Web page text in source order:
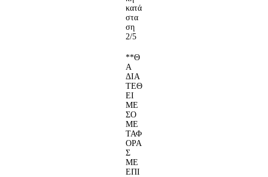
κατά
στα
ση
2/5
**Θ
Α
ΔΙΑ
ΤΕΘ
ΕΙ
ΜΕ
ΣΟ
ΜΕ
ΤΑΦ
ΟΡΑ
Σ
ΜΕ
ΕΠΙ